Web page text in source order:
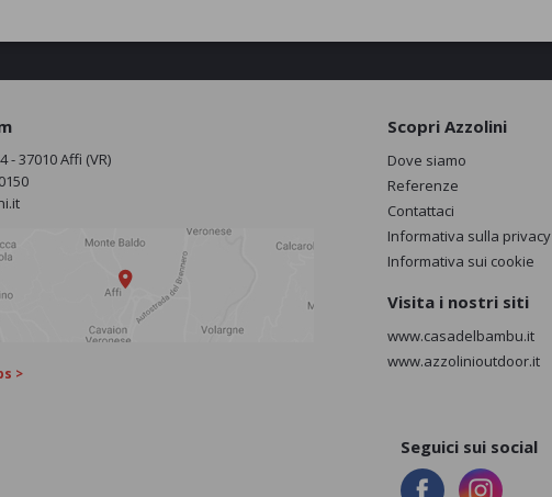
- 37010 Affi (VR)
>
Scopri Azzolini
Dove siamo
Referenze
Contattaci
Informativa sulla privacy
Informativa sui cookie
Visita i nostri siti
www.casadelbambu.it
www.azzolinioutdoor.it
Seguici sui social